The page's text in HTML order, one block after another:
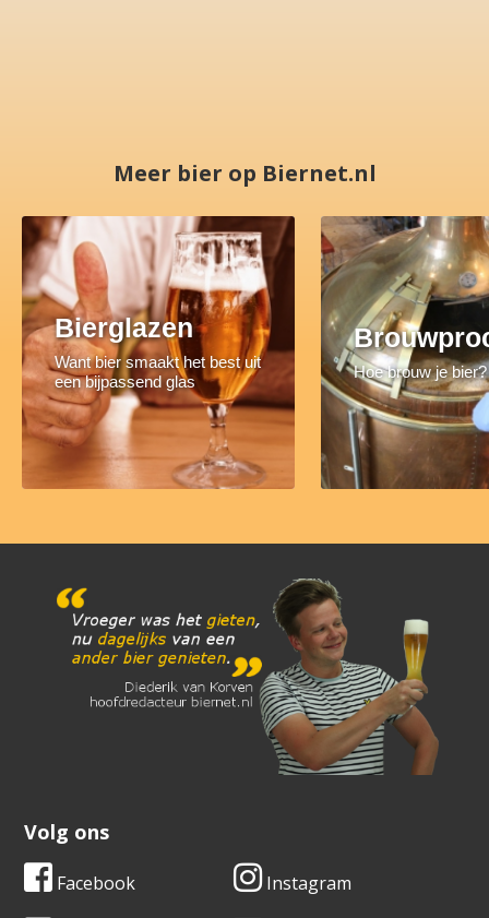
Meer bier op Biernet.nl
Bierglazen
Want bier smaakt het best uit
een bijpassend glas
Hoe brouw je bier?
Volg ons
Facebook Instagram